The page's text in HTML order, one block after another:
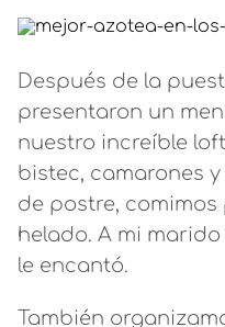
Después de la
presentaron un
nuestro increíble
bistec, camarones
de postre,
helado. A mi
le encantó.
También